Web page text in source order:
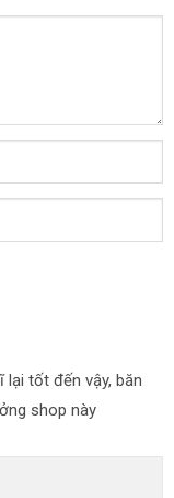
lại tốt đến vậy, băn
shop này